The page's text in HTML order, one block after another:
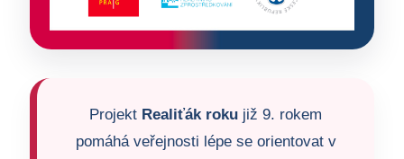
Projekt Realiťák roku již 9. rokem
pomáhá veřejnosti lépe se orientovat v